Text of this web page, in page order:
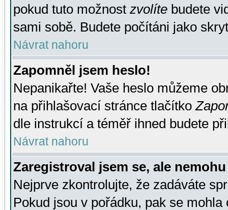
pokud tuto možnost zvolíte budete
sami sobě. Budete počítáni jako
Návrat nahoru
Zapomněl jsem heslo!
Nepanikařte! Vaše heslo můžeme
na přihlašovací stránce tlačítko
dle instrukcí a téměř ihned budete
Návrat nahoru
Zaregistroval jsem se, ale
Nejprve zkontrolujte, že zadáváte
Pokud jsou v pořádku, pak se